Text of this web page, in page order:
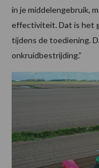
in je middelengebruik,
effectiviteit. Dat is het
tijdens de toediening.
onkruidbestrijding.”